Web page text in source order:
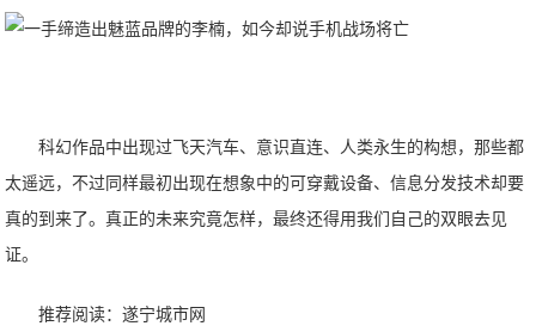
科幻作品中出现过飞天汽车、意识直连、人类永生的构想，那些都
太遥远，不过同样最初出现在想象中的可穿戴设备、信息分发技术却要
真的到来了。真正的未来究竟怎样，最终还得用我们自己的双眼去见
证。
推荐阅读：遂宁城市网